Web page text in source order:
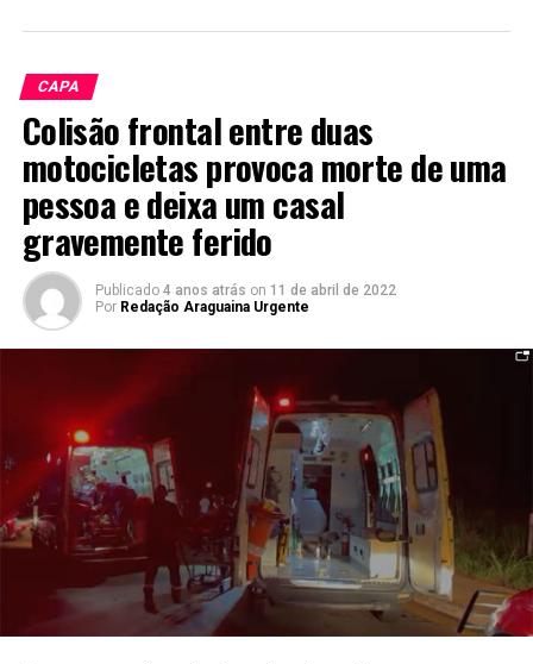
CAPA
Colisão frontal entre duas
motocicletas provoca morte de uma
pessoa e deixa um casal
gravemente ferido
Publicado 4 anos atrás on 11 de abril de 2022
Por Redação Araguaina Urgente